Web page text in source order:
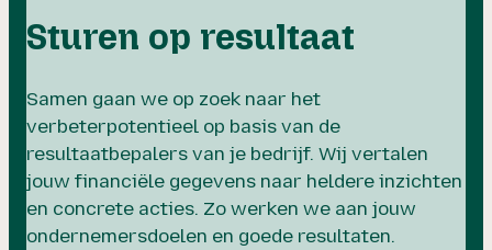
Sturen op resultaat
Samen gaan we op zoek naar het
verbeterpotentieel op basis van de
resultaatbepalers van je bedrijf. Wij vertalen
jouw financiële gegevens naar heldere inzichten
en concrete acties. Zo werken we aan jouw
ondernemersdoelen en goede resultaten.